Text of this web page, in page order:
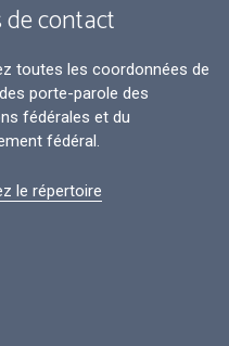
de contact
toutes les coordonnées de
porte-parole des
fédérales et du
fédéral.
le répertoire